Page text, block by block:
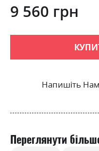
of
the
gallery
9 560 грн
Напишіть
Переглянути